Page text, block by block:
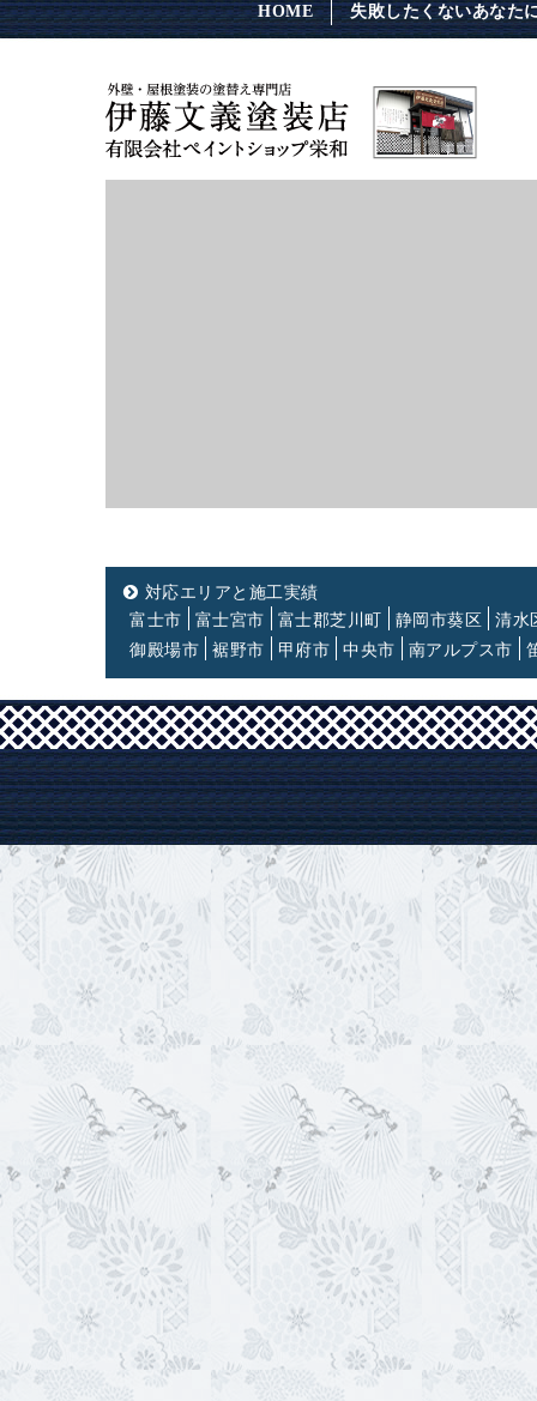
HOME 失敗したくないあなた
対応エリアと施工実績
富士市
富士宮市 富士郡芝川町 静岡市葵区
清水
御殿場市
裾野市 甲府市 中央市 南アルプス市